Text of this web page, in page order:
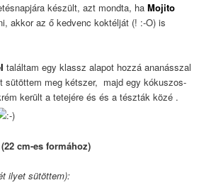
készült, azt mondta, haMojito
akkor az ő kedvenc koktélját (! :-O) is
találtam egy klassz alapot hozzá ananásszal
sütöttem meg kétszer, majd egy kókuszos-
került a tetejére és és a tészták közé .
cm-es formához)
ilyet sütöttem):